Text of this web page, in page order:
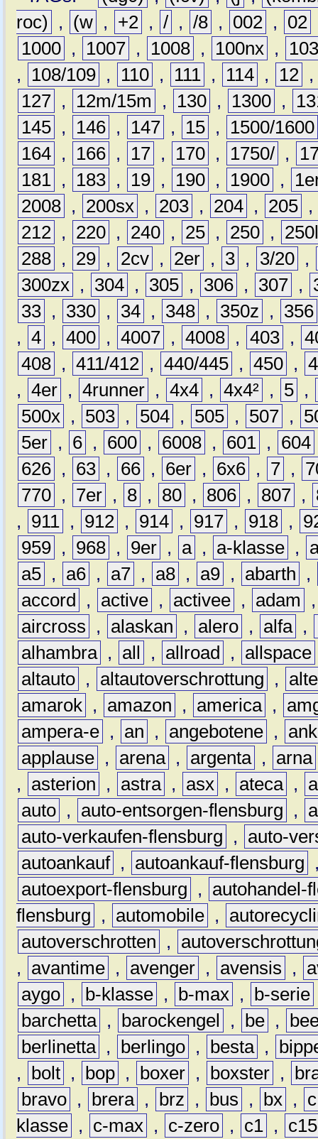
roc)
, (w , +2 , / , /8 , 002 , 02
1000 , 1007 , 1008 , 100nx ,
,
108/109 , 110 , 111 , 114 , 12
127 , 12m/15m , 130 , 1300 ,
145 , 146 , 147 , 15 ,
1500/1600
164 , 166 , 17 , 170 , 1750/ ,
181 , 183 , 19 , 190 , 1900 ,
2008 , 200sx , 203 , 204 , 205 ,
212 , 220 , 240 , 25 , 250 ,
288 , 29 , 2cv , 2er , 3 , 3/20 ,
300zx , 304 , 305 , 306 , 307 ,
33 , 330 , 34 , 348 , 350z ,
356
, 4 , 400 , 4007 , 4008 , 403 ,
408 , 411/412 , 440/445 , 450 ,
, 4er , 4runner , 4x4 , 4x4² , 5 ,
500x , 503 , 504 , 505 , 507 ,
5er , 6 , 600 , 6008 , 601 , 604
626 , 63 , 66 , 6er , 6x6 , 7 ,
770 , 7er , 8 , 80 , 806 , 807 ,
,
911 , 912 , 914 , 917 , 918 ,
959 , 968 , 9er , a , a-klasse ,
a5 , a6 , a7 , a8 , a9 , abarth
,
accord
, active , activee , adam
aircross
, alaskan , alero , alfa ,
alhambra , all , allroad , allspace
altauto , altautoverschrottung ,
amarok , amazon , america ,
ampera-e , an , angebotene ,
applause , arena , argenta , arna
,
asterion , astra , asx , ateca ,
auto , auto-entsorgen-flensburg ,
auto-verkaufen-flensburg
,
auto-
autoankauf , autoankauf-flensburg
autoexport-flensburg
,
autohandel-
flensburg
, automobile ,
autoverschrotten
,
,
avantime , avenger , avensis ,
aygo , b-klasse , b-max , b-serie
barchetta , barockengel , be ,
berlinetta , berlingo , besta ,
,
bolt , bop , boxer , boxster ,
bravo , brera , brz , bus , bx ,
c
klasse , c-max , c-zero , c1 , c15